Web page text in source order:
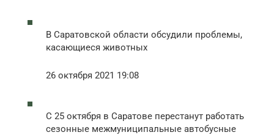
В Саратовской области обсудили проблемы,
касающиеся животных
26 октября 2021 19:08
С 25 октября в Саратове перестанут работать
сезонные межмуниципальные автобусные